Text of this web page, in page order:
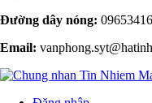
Đường dây nóng:
Email: